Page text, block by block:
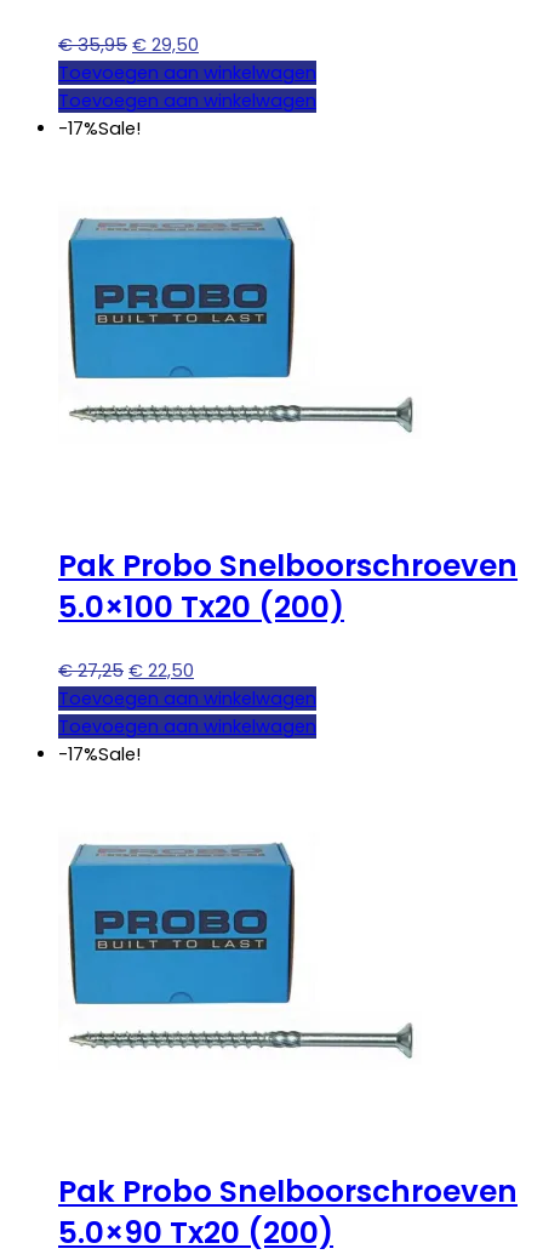
€35,95 Oorspronkelijke
prijs
was:
€ 35,95.
€ 29,50
prijs
is:
Toevoegen aan winkelwagen
Toevoegen aan winkelwagen
-17%Sale!
Pak Probo Snelboorschroeven
5.0×100 Tx20 (200)
€27,25 Oorspronkelijke
prijs
was:
€ 27,25.
€ 22,50
prijs
is:
Toevoegen aan winkelwagen
Toevoegen aan winkelwagen
-17%Sale!
Pak Probo Snelboorschroeven
5.0×90 Tx20 (200)